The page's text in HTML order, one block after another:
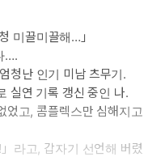
미끌미끌해…」
….
청난 인기 미남 츠무기.
실연 기록 갱신 중인 나.
었고, 콤플렉스만 심해지고
라고, 갑자기 선언해 버렸